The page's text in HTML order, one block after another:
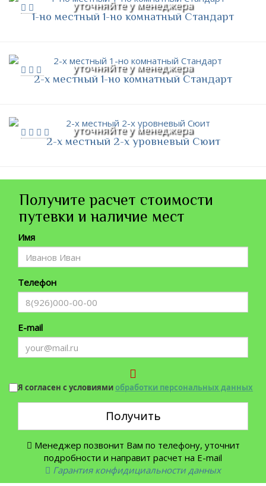
уточняйте у менеджера
1-но местный 1-но комнатный Стандарт
уточняйте у менеджера
2-х местный 1-но комнатный Стандарт
уточняйте у менеджера
2-х местный 2-х уровневый Сюит
Получите расчет стоимости
путевки и наличие мест
Имя
Телефон
E-mail
Я согласен с условиямиобработки персональных данных
Получить
Менеджер позвонит Вам по телефону, уточнит
подробности и направит расчет на E-mail
Гарантия конфидициальности данных